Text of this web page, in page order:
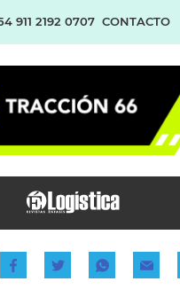
911 2192 0707 CONTACTO